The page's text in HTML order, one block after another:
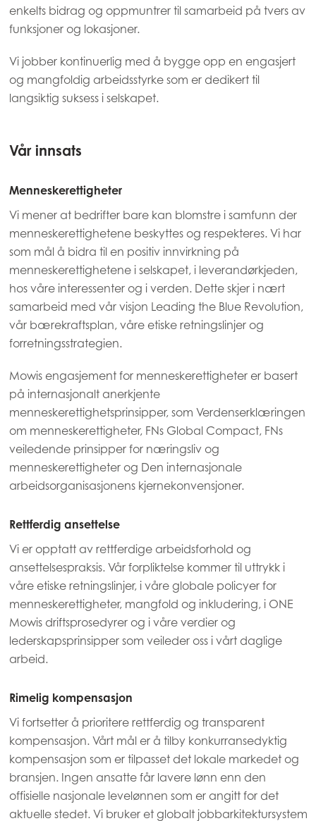
Mowi Global
enkelts bidrag og oppmuntrer til samarbeid på tvers av
funksjoner og lokasjoner.
Vi jobber kontinuerlig med å bygge opp en engasjert
og mangfoldig arbeidsstyrke som er dedikert til
langsiktig suksess i selskapet.
Vår innsats
Menneskerettigheter
Vi mener at bedrifter bare kan blomstre i samfunn der
menneskerettighetene beskyttes og respekteres. Vi har
som mål å bidra til en positiv innvirkning på
menneskerettighetene i selskapet, i leverandørkjeden,
hos våre interessenter og i verden. Dette skjer i nært
samarbeid med vår visjon Leading the Blue Revolution,
vår bærekraftsplan, våre etiske retningslinjer og
forretningsstrategien.
Mowis engasjement for menneskerettigheter er basert
på internasjonalt anerkjente
menneskerettighetsprinsipper, som Verdenserklæringen
om menneskerettigheter, FNs Global Compact, FNs
veiledende prinsipper for næringsliv og
menneskerettigheter og Den internasjonale
arbeidsorganisasjonens kjernekonvensjoner.
Rettferdig ansettelse
Vi er opptatt av rettferdige arbeidsforhold og
ansettelsespraksis. Vår forpliktelse kommer til uttrykk i
våre etiske retningslinjer, i våre globale policyer for
menneskerettigheter, mangfold og inkludering, i ONE
Mowis driftsprosedyrer og i våre verdier og
lederskapsprinsipper som veileder oss i vårt daglige
arbeid.
Rimelig kompensasjon
Vi fortsetter å prioritere rettferdig og transparent
kompensasjon. Vårt mål er å tilby konkurransedyktig
kompensasjon som er tilpasset det lokale markedet og
bransjen. Ingen ansatte får lavere lønn enn den
offisielle nasjonale levelønnen som er angitt for det
aktuelle stedet. Vi bruker et globalt jobbarkitektursystem